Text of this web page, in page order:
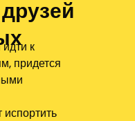
к
придется